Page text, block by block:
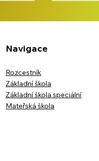
Navigace
Rozcestník
Základní škola
Základní škola speciální
Mateřská škola